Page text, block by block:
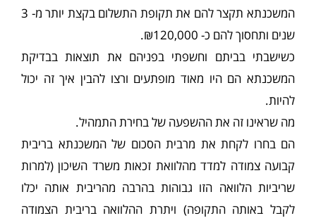
המשכנתא תקצר להם את תקופת התשלום בקצת יותר מ- 3
שנים ותחסוך להם כ- ₪120,000.
כשישבתי בביתם וחשפתי בפניהם את תוצאות בבדיקת
המשכנתא הם היו מאוד מופתעים ורצו להבין איך זה יכול
להיות.
מה שראינו זה את ההשפעה של בחירת התמהיל.
הם בחרו לקחת את מרבית הסכום של המשכנתא בריבית
קבועה צמודה למדד מהלוואת זכאות משרד השיכון (למרות
שריביות הלוואה הזו גבוהות בהרבה מהריבית אותה יכלו
לקבל באותה התקופה) ויתרת ההלוואה בריבית הצמודה